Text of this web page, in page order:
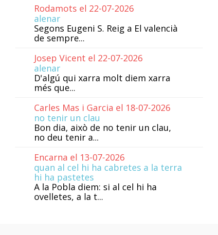
Rodamots el 22-07-2026
alenar
Segons Eugeni S. Reig a El valencià
de sempre...
Josep Vicent el 22-07-2026
alenar
D'algú qui xarra molt diem xarra
més que...
Carles Mas i Garcia el 18-07-2026
no tenir un clau
Bon dia, això de no tenir un clau,
no deu tenir a...
Encarna el 13-07-2026
quan al cel hi ha cabretes a la terra
hi ha pastetes
A la Pobla diem: si al cel hi ha
ovelletes, a la t...